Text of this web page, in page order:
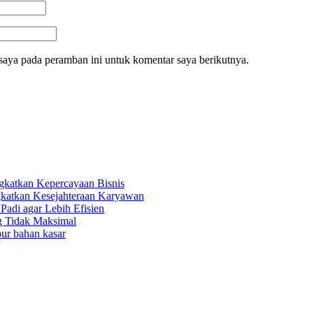
pada peramban ini untuk komentar saya berikutnya.
Kepercayaan Bisnis
Kesejahteraan Karyawan
agar Lebih Efisien
Tidak Maksimal
bahan kasar